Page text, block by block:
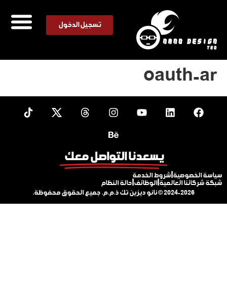
تسجيل الدخول
oauth-ar
يسعدنا التواصل معك
سياسة الخصوصية شروط الخدمة
شبكة شركائنا العالمية |الوظائف حالة النظام
© 2024-2026نانو ديزين تك ذ.م.م. جميع الحقوق محفوظة.